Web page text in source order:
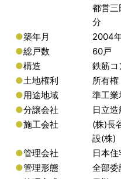
都営三
分
●築年月
2004
●総戸数
60戸
●構造
鉄筋コ
●土地権利
所有権
●用途地域
準工業
●分譲会社
日立
●施工会社
(株)長
設(株)
●管理会社
日本
●管理形態
全部委